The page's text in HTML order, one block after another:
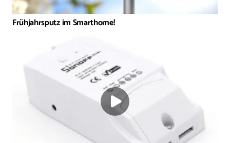
Frühjahrsputz im Smarthome!